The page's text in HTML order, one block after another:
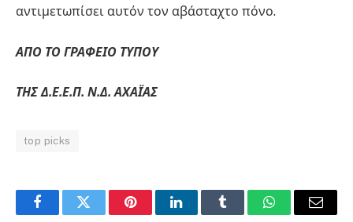
αντιμετωπίσει αυτόν τον αβάσταχτο πόνο.
ΑΠΟ ΤΟ ΓΡΑΦΕΙΟ ΤΥΠΟΥ
ΤΗΣ Δ.Ε.Ε.Π. Ν.Δ. ΑΧΑΪΑΣ
top picks
FacebookTwitter PinterestLinkedInTumblr WhatsAppEmail